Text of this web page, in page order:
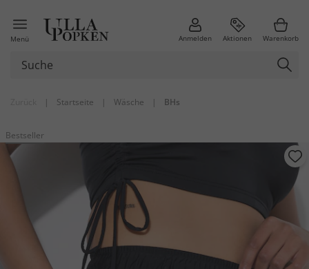
Menü Anmelden Aktionen Warenkorb
| Startseite | Wäsche | BHs
Bestseller